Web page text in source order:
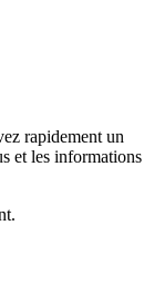
rapidement un
et les informations